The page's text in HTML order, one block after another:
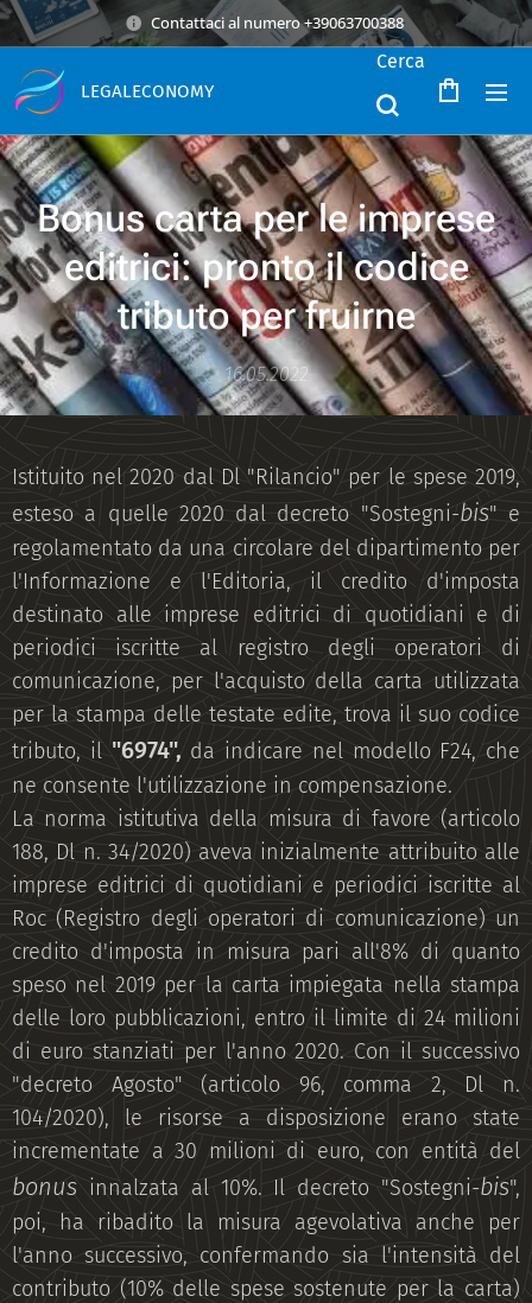
Contattaci al numero +39063700388
LEGALECONOMY
Cerca
Bonus carta per le imprese
editrici: pronto il codice
tributo per fruirne
16.05.2022
Istituito nel 2020 dal Dl "Rilancio" per le spese 2019,
esteso a quelle 2020 dal decreto "Sostegni-bis" e
regolamentato da una circolare del dipartimento per
l'Informazione e l'Editoria, il credito d'imposta
destinato alle imprese editrici di quotidiani e di
periodici iscritte al registro degli operatori di
comunicazione, per l'acquisto della carta utilizzata
per la stampa delle testate edite, trova il suo codice
tributo, il"6974", da indicare nel modello F24, che
ne consente l'utilizzazione in compensazione.
La norma istitutiva della misura di favore (articolo
188, Dl n. 34/2020) aveva inizialmente attribuito alle
imprese editrici di quotidiani e periodici iscritte al
Roc (Registro degli operatori di comunicazione) un
credito d'imposta in misura pari all'8% di quanto
speso nel 2019 per la carta impiegata nella stampa
delle loro pubblicazioni, entro il limite di 24 milioni
di euro stanziati per l'anno 2020. Con il successivo
"decreto Agosto" (articolo 96, comma 2, Dl n.
104/2020), le risorse a disposizione erano state
incrementate a 30 milioni di euro, con entità del
bonus innalzata al 10%. Il decreto "Sostegni-bis",
poi, ha ribadito la misura agevolativa anche per
l'anno successivo, confermando sia l'intensità del
contributo (10% delle spese sostenute per la carta)